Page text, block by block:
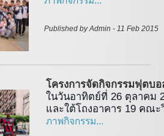
Published by Admin - 11 Feb 2015
โครงการจัดกิจกรรมฟุต
ในวันอาทิตย์ที่ 26 ตุลาคม
และใต้โถงอาคาร 19 คณ
ภาพกิจกรรม...